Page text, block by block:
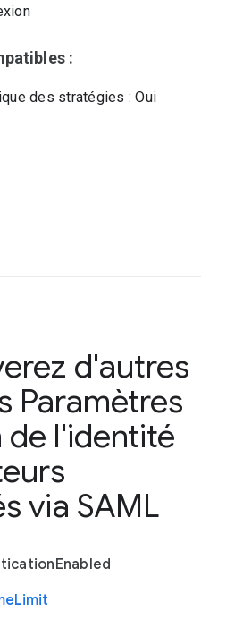
:
des stratégies : Oui
d'autres
Paramètres
l'identité
via SAML
Enabled
Limit